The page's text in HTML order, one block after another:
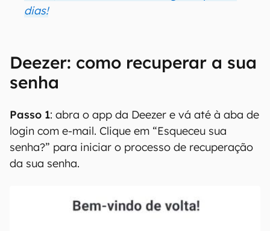
grátis na Amazon e de quebra leva filmes,
séries, livros e música! Teste grátis por 30
dias!
Deezer: como recuperar a sua